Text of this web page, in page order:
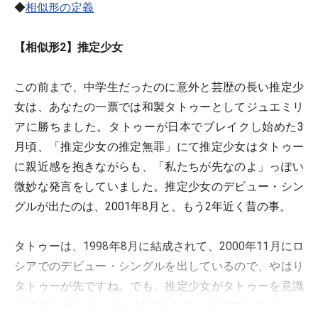
◆相似形の定義
【相似形2】推定少女
この前まで、中学生だったのに意外と芸歴の長い推定少
女は、あなたの一票では和製タトゥーとしてジュエミリ
アに勝ちました。タトゥーが日本でブレイクし始めた3
月頃、「推定少女の推定無罪」にて推定少女はタトゥー
に親近感を抱きながらも、「私たちが先なのよ」っぽい
微妙な発言をしていました。推定少女のデビュー・シン
グルが出たのは、2001年8月と、もう2年近く昔の事。
タトゥーは、1998年8月に結成されて、2000年11月にロ
シアでのデビュー・シングルを出しているので、やはり
タトゥーが先ですね。でも、推定少女がタトゥーを意識